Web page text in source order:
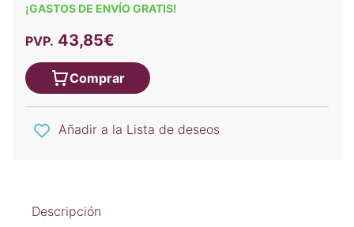
¡GASTOS DE ENVÍO GRATIS!
PVP. 43,85€
Comprar
Añadir a la Lista de deseos
Descripción